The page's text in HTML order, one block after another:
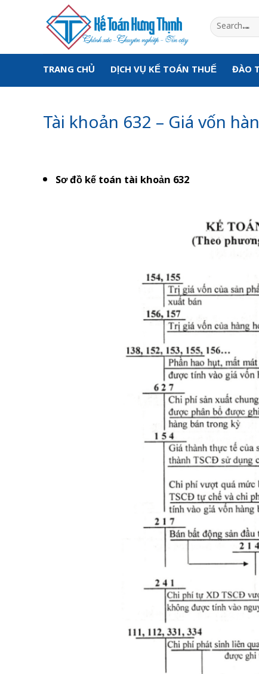
TRANG CHỦ DỊCH VỤ KẾ TOÁN THUẾ ĐÀO
Tài khoản 632 – Giá vốn
Sơ đồ kế toán tài khoản 632